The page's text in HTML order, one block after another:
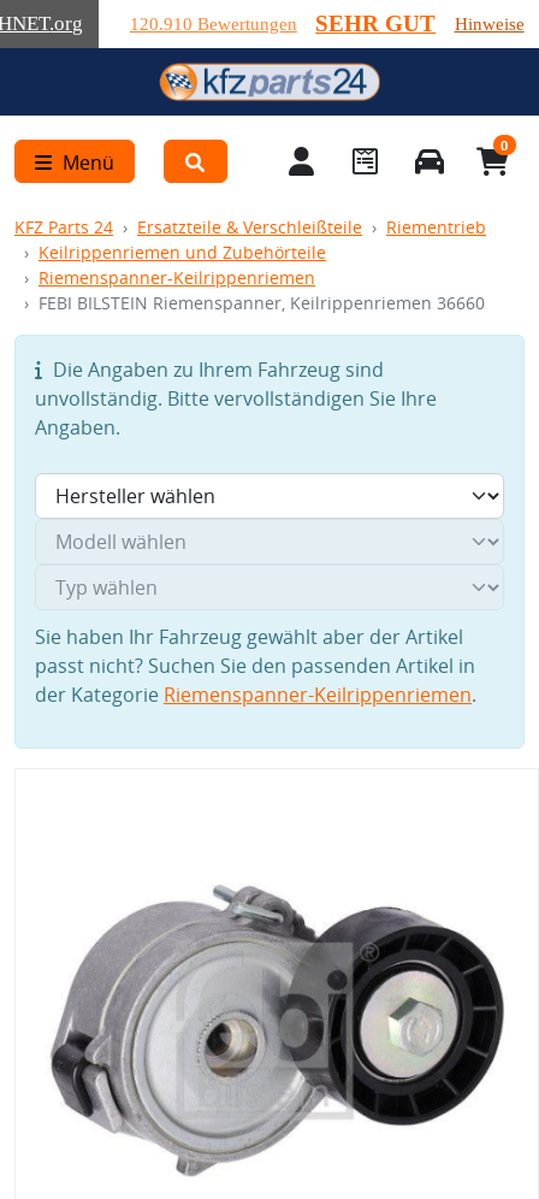
.org 120.910 Bewertungen SEHR GUT Hinweise
Menü
0
KFZ Parts 24 Ersatzteile & Verschleißteile
Riementrieb
Keilrippenriemen und Zubehörteile
Riemenspanner-Keilrippenriemen
FEBI BILSTEIN Riemenspanner, Keilrippenriemen 36660
Die Angaben zu Ihrem Fahrzeug sind
unvollständig. Bitte vervollständigen Sie Ihre
Angaben.
Sie haben Ihr Fahrzeug gewählt aber der Artikel
passt nicht? Suchen Sie den passenden Artikel in
der Kategorie Riemenspanner-Keilrippenriemen.